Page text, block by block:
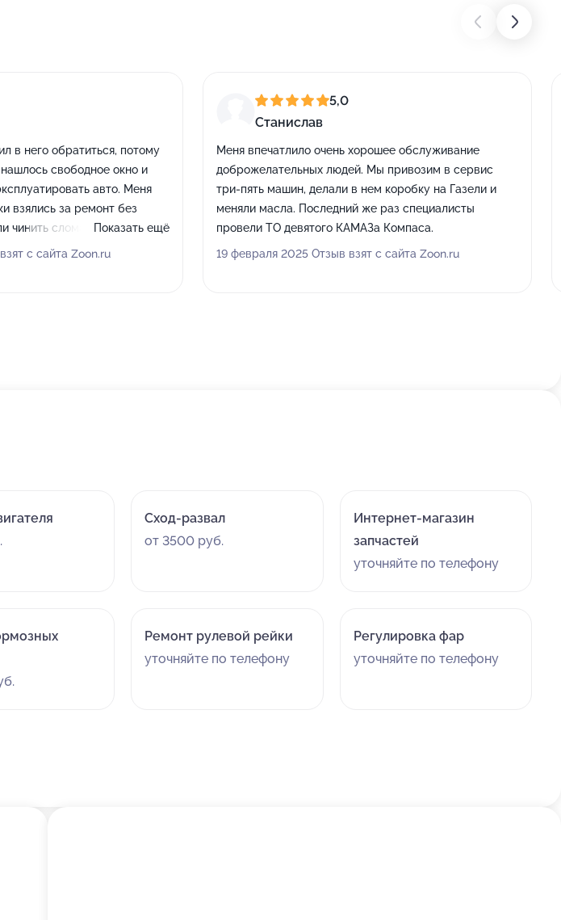
в него обратиться, потому
свободное окно и
авто. Меня
взялись за ремонт без
чинить сломанные рессоры
сторонами.
Показать ещё
с сайта Zoon.ru
5,0
Станислав
Меня впечатлило очень хорошее обслуживание
доброжелательных людей. Мы привозим в сервис
три-пять машин, делали в нем коробку на Газели и
меняли масла. Последний же раз специалисты
провели ТО девятого КАМАЗа Компаса.
19 февраля 2025 Отзыв взят с сайта Zoon.ru
Сход-развал
от 3500 руб.
Интернет-магазин
запчастей
уточняйте по телефону
Ремонт рулевой рейки
уточняйте по телефону
Регулировка фар
уточняйте по телефону